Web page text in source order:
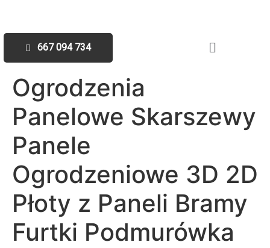
667 094 734
Ogrodzenia
Panelowe Skarszewy
Panele
Ogrodzeniowe 3D 2D
Płoty z Paneli Bramy
Furtki Podmurówka